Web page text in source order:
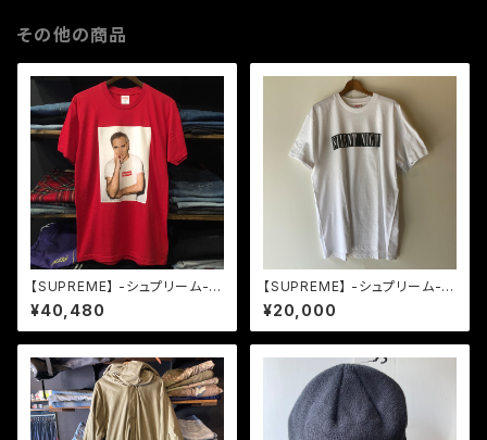
その他の商品
【SUPREME】 -シュプリーム-S
S16 MORRISSEY TEE RED
¥40,480
【SUPREME】 -シュプリーム-A
W14 SILENT NIGHT TEE W
HITE
¥20,000